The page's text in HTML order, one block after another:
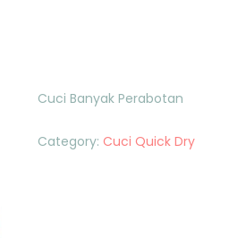
Cuci Banyak Perabotan
Category: Cuci Quick Dry